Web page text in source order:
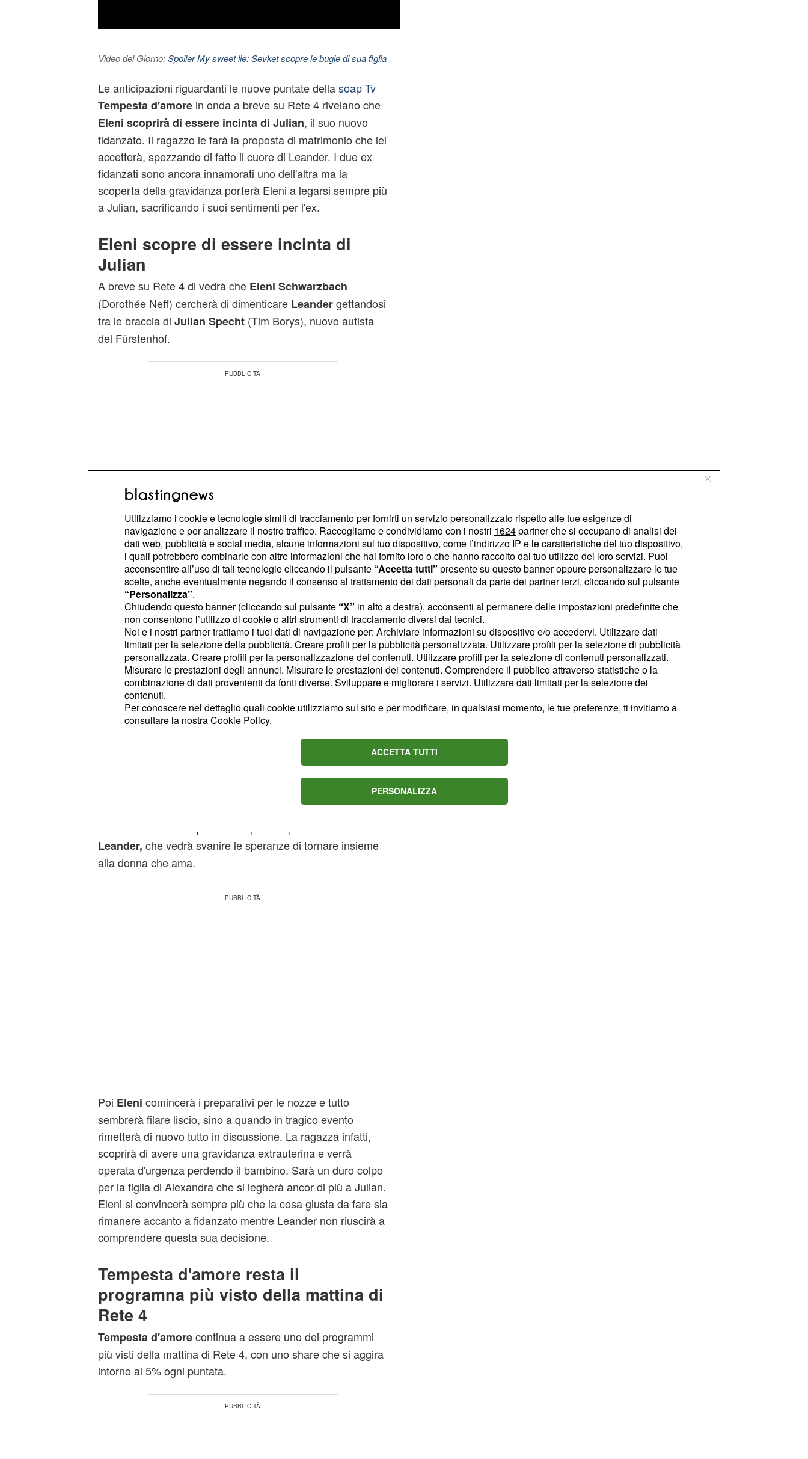
Video del Giorno:Spoiler My sweet lie: Sevket scopre le bugie di sua figlia
Le anticipazioni riguardanti le nuove puntate dellasoap Tv
Tempesta d'amorein onda a breve su Rete 4 rivelano che
Eleni scoprirà di essere incinta di Julian, il suo nuovo
fidanzato. Il ragazzo le farà la proposta di matrimonio che lei
accetterà, spezzando di fatto il cuore di Leander. I due ex
fidanzati sono ancora innamorati uno dell'altra ma la
scoperta della gravidanza porterà Eleni a legarsi sempre più
a Julian, sacrificando i suoi sentimenti per l'ex.
Eleni scopre di essere incinta di
Julian
A breve su Rete 4 di vedrà che Eleni Schwarzbach
(Dorothée Neff) cercherà di dimenticare Leandergettandosi
tra le braccia di Julian Specht(Tim Borys), nuovo autista
del Fürstenhof.
Con il tempo però, Eleni si renderà conto di amare ancora il
suo ex e penserà di lasciare Julian, ma proprio in questo
frangente la ragazza scoprirà di essereincinta.Sarà uno
shock per la giovane Schwarzbach, che non aveva affatto
pianificato una gravidanza. Eleni a questo punto deciderà di
mettere da parte i suoi sentimenti per Leander e sceglierà di
restare insieme a Julian per il bene del bambino.
Eleni accetta di sposare Julian
spezzando il cuore a Leander
invece sarà al settimo cielo all'idea di
alla sua compagna. Per il bene del nascituro,
Eleni accetterà di sposarlo
Leander, che vedrà svanire le speranze di tornare insieme
alla donna che ama.
Poi Eleni comincerà i preparativi per le nozze e tutto
sembrerà filare liscio, sino a quando in tragico evento
rimetterà di nuovo tutto in discussione. La ragazza infatti,
scoprirà di avere una gravidanza extrauterina e verrà
operata d'urgenza perdendo il bambino. Sarà un duro colpo
per la figlia di Alexandra che si legherà ancor di più a Julian.
Eleni si convincerà sempre più che la cosa giusta da fare sia
rimanere accanto a fidanzato mentre Leander non riuscirà a
comprendere questa sua decisione.
Tempesta d'amore resta il
programna più visto della mattina di
Rete 4
Tempesta d'amorecontinua a essere uno dei programmi
più visti della mattina di Rete 4, con uno share che si aggira
intorno al 5% ogni puntata.
Utilizziamo i cookie e tecnologie simili di tracciamento per fornirti un servizio personalizzato rispetto alle tue esigenze di
navigazione e per analizzare il nostro traffico. Raccogliamo e condividiamo con i nostri 1624partner che si occupano di analisi dei
dati web, pubblicità e social media, alcune informazioni sul tuo dispositivo, come l’indirizzo IP e le caratteristiche del tuo dispositivo,
i quali potrebbero combinarle con altre informazioni che hai fornito loro o che hanno raccolto dal tuo utilizzo dei loro servizi. Puoi
acconsentire all’uso di tali tecnologie cliccando il pulsante “Accetta tutti” presente su questo banner oppure personalizzare le tue
scelte, anche eventualmente negando il consenso al trattamento dei dati personali da parte dei partner terzi, cliccando sul pulsante
“Personalizza”.
Chiudendo questo banner (cliccando sul pulsante “X” in alto a destra), acconsenti al permanere delle impostazioni predefinite che
non consentono l’utilizzo di cookie o altri strumenti di tracciamento diversi dai tecnici.
Noi e i nostri partner trattiamo i tuoi dati di navigazione per: Archiviare informazioni su dispositivo e/o accedervi. Utilizzare dati
limitati per la selezione della pubblicità. Creare profili per la pubblicità personalizzata. Utilizzare profili per la selezione di pubblicità
personalizzata. Creare profili per la personalizzazione dei contenuti. Utilizzare profili per la selezione di contenuti personalizzati.
Misurare le prestazioni degli annunci. Misurare le prestazioni dei contenuti. Comprendere il pubblico attraverso statistiche o la
combinazione di dati provenienti da fonti diverse. Sviluppare e migliorare i servizi. Utilizzare dati limitati per la selezione dei
contenuti.
Per conoscere nel dettaglio quali cookie utilizziamo sul sito e per modificare, in qualsiasi momento, le tue preferenze, ti invitiamo a
consultare la nostraCookie Policy.
ACCETTA TUTTI
PERSONALIZZA